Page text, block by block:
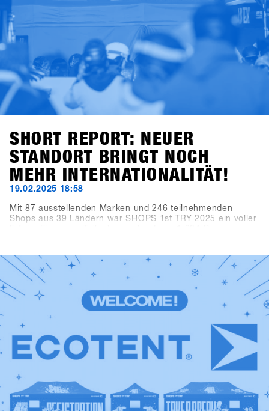
in Hochfügen!
SHORT REPORT: NEUER
STANDORT BRINGT NOCH
MEHR INTERNATIONALITÄT!
19.02.2025 18:58
Mit 87 ausstellenden Marken und 246 teilnehmenden
Shops aus 39 Ländern war SHOPS 1st TRY 2025 ein voller
verzeichneten dank des digitalen Verleihsystems CANDY
zusammen mehr als 10.000 Verleihvorgänge. Kurzum:
Hochfügen als neuer Veranstaltungsort bot die perfekten
Bedingungen für das weltweit größte B2B-Event der
Snowboard-Branche.Erlebe die besten Momente von 2025
noch einmal in der SHOPS 1st TRY History Gallery und
freu dich auf 2026!Ein riesiges Dankeschön an alle Shops,
Marken, Medien und Partner, die dieses Event so
besonders gemacht haben!Save the date: Der SHOPS 1st
TRY findet 2026 wieder in Hochfügen statt, und zwar vom
18. bis 20. Januar 2026. Wir freuen uns auf dich!